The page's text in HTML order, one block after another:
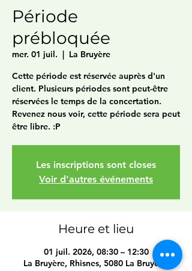
Période
prébloquée
mer. 01 juil.
  |
La Bruyère
Cette période est réservée auprès d'un
client. Plusieurs périodes sont peut-être
réservées le temps de la concertation.
Revenez nous voir, cette période sera peut
être libre. :P
Les inscriptions sont closes
Voir d'autres événements
Heure et lieu
01 juil. 2026, 08:30 – 12:30
La Bruyère, Rhisnes, 5080 La Bruyère,